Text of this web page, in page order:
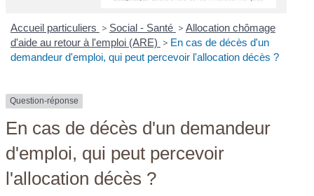
Accueil particuliers > Social - Santé > Allocation chômage
d'aide au retour à l'emploi (ARE) > En cas de décès d'un
demandeur d'emploi, qui peut percevoir l'allocation décès ?
Question-réponse
En cas de décès d'un demandeur
d'emploi, qui peut percevoir
l'allocation décès ?